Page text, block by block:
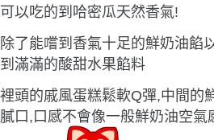
可以吃的到哈密瓜天然香氣!
除了能嚐到香氣十足的鮮奶油餡
到滿滿的酸甜水果餡料
裡頭的戚風蛋糕鬆軟Q彈,中間的
膩口,口感不會像一般鮮奶油空氣